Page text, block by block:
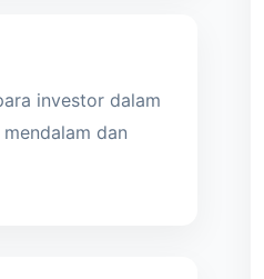
investor dalam
dan